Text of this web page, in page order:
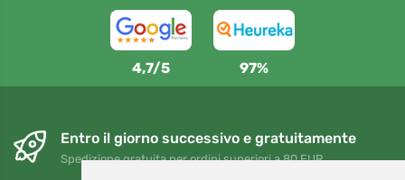
4,7/5 97%
Entro il giorno successivo e gratuitamente
Spedizione gratuita per ordini superiori a 80 EUR